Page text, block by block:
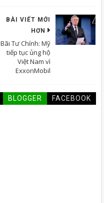
BÀI VIẾT MỚI
HƠN
Bãi Tư Chính: Mỹ
tiếp tục ủng hộ
Việt Nam vì
ExxonMobil
BLOGGER FACEBOOK